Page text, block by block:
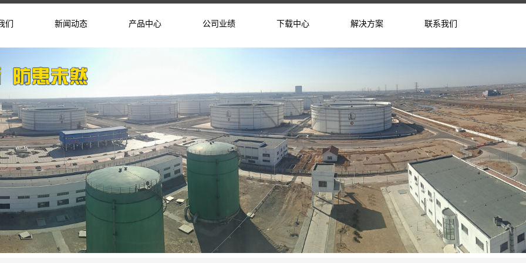
们 新闻动态 产品中心 公司业绩 下载中心 解决方案 联系我们